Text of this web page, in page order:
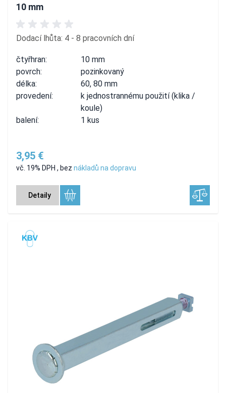
10 mm
Dodací lhůta: 4 - 8 pracovních dní
čtyřhran:
10 mm
povrch:
pozinkovaný
délka:
60, 80 mm
provedení:
k jednostrannému použití (klika /
koule)
balení:
1 kus
3,95 €
vč. 19% DPH , bez nákladů na dopravu
Detaily